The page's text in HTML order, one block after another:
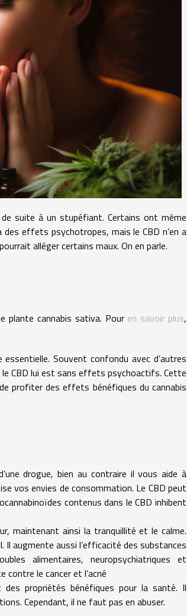
suite à un stupéfiant. Certains ont même
effets psychotropes, mais le CBD n’en a
alléger certains maux. On en parle.
plante cannabis sativa. Pour en savoir plus,
Souvent confondu avec d’autres
CBD lui est sans effets psychoactifs. Cette
profiter des effets bénéfiques du cannabis
drogue, bien au contraire il vous aide à
vos envies de consommation. Le CBD peut
contenus dans le CBD inhibent
maintenant ainsi la tranquillité et le calme.
Il augmente aussi l’efficacité des substances
alimentaires, neuropsychiatriques et
le cancer et l’acné
propriétés bénéfiques pour la santé. Il
Cependant, il ne faut pas en abuser.